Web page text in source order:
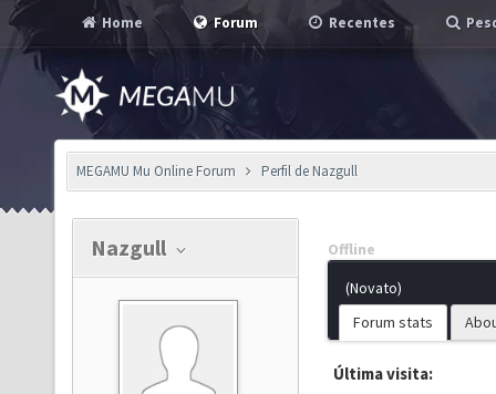
Home Forum Recentes
MEGAMU Mu Online Forum Perfil de Nazgull
Nazgull
Offline
(Novato)
Forum stats
Última visita: